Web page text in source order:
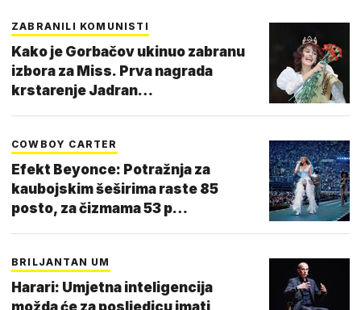
ZABRANILI KOMUNISTI
Kako je Gorbačov ukinuo zabranu
izbora za Miss. Prva nagrada
krstarenje Jadran…
COWBOY CARTER
Efekt Beyonce: Potražnja za
kaubojskim šeširima raste 85
posto, za čizmama 53 p…
BRILJANTAN UM
Harari: Umjetna inteligencija
možda će za posljedicu imati